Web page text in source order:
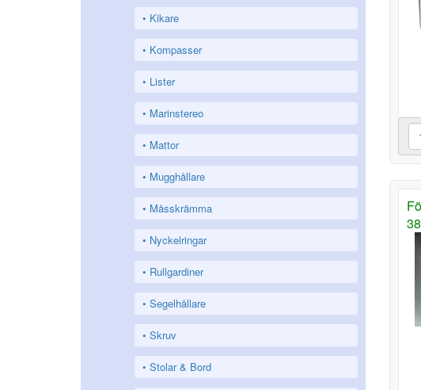
Kikare
Kompasser
Lister
Marinstereo
Mattor
Mugghållare
Måsskrämma
Nyckelringar
Rullgardiner
Segelhållare
Skruv
Stolar & Bord